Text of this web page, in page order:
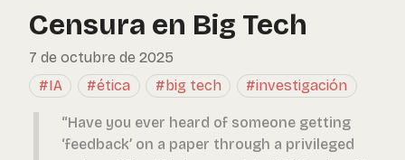
Censura en Big Tech
7 de octubre de 2025
#IA
#ética #big tech #investigación
“Have you ever heard of someone getting
‘feedback’ on a paper through a privileged